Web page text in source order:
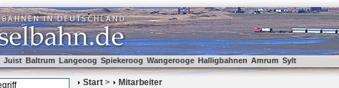
Juist Baltrum Langeoog Spiekeroog Wangerooge Halligbahnen Amrum Sylt
Start > Mitarbeiter